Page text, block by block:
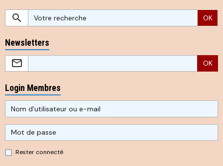
OK
Newsletters
OK
Login Membres
Rester connecté